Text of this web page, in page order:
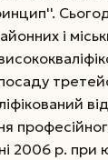
і
2006 р. при